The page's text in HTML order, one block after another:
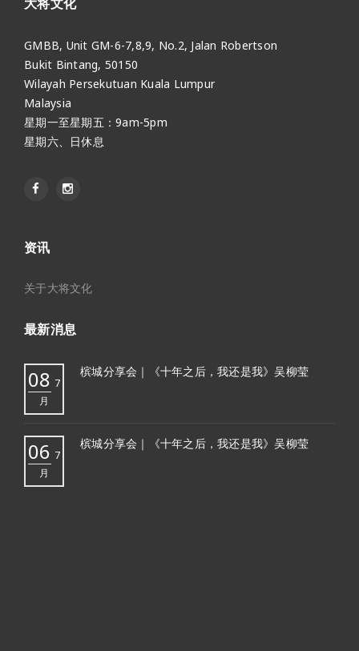
GMBB, Unit GM-6-7,8,9, No.2, Jalan Robertson
Bukit Bintang, 50150
Wilayah Persekutuan Kuala Lumpur
Malaysia
星期一至星期五：9am-5pm
星期六、日休息
资讯
关于大将文化
最新消息
08 7
月
槟城分享会｜《十年之后，我还是我》吴柳莹
06 7
月
槟城分享会｜《十年之后，我还是我》吴柳莹